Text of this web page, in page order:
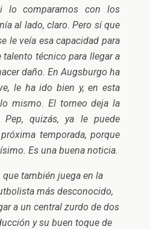
lo comparamos con los
al lado, claro. Pero sí que
le veía esa capacidad para
talento técnico para llegar a
daño. En Augsburgo ha
le ha ido bien y, en esta
mismo. El torneo deja la
Pep, quizás, ya le puede
temporada, porque
Es una buena noticia.
también juega en la
más desconocido,
a un central zurdo de dos
y su buen toque de